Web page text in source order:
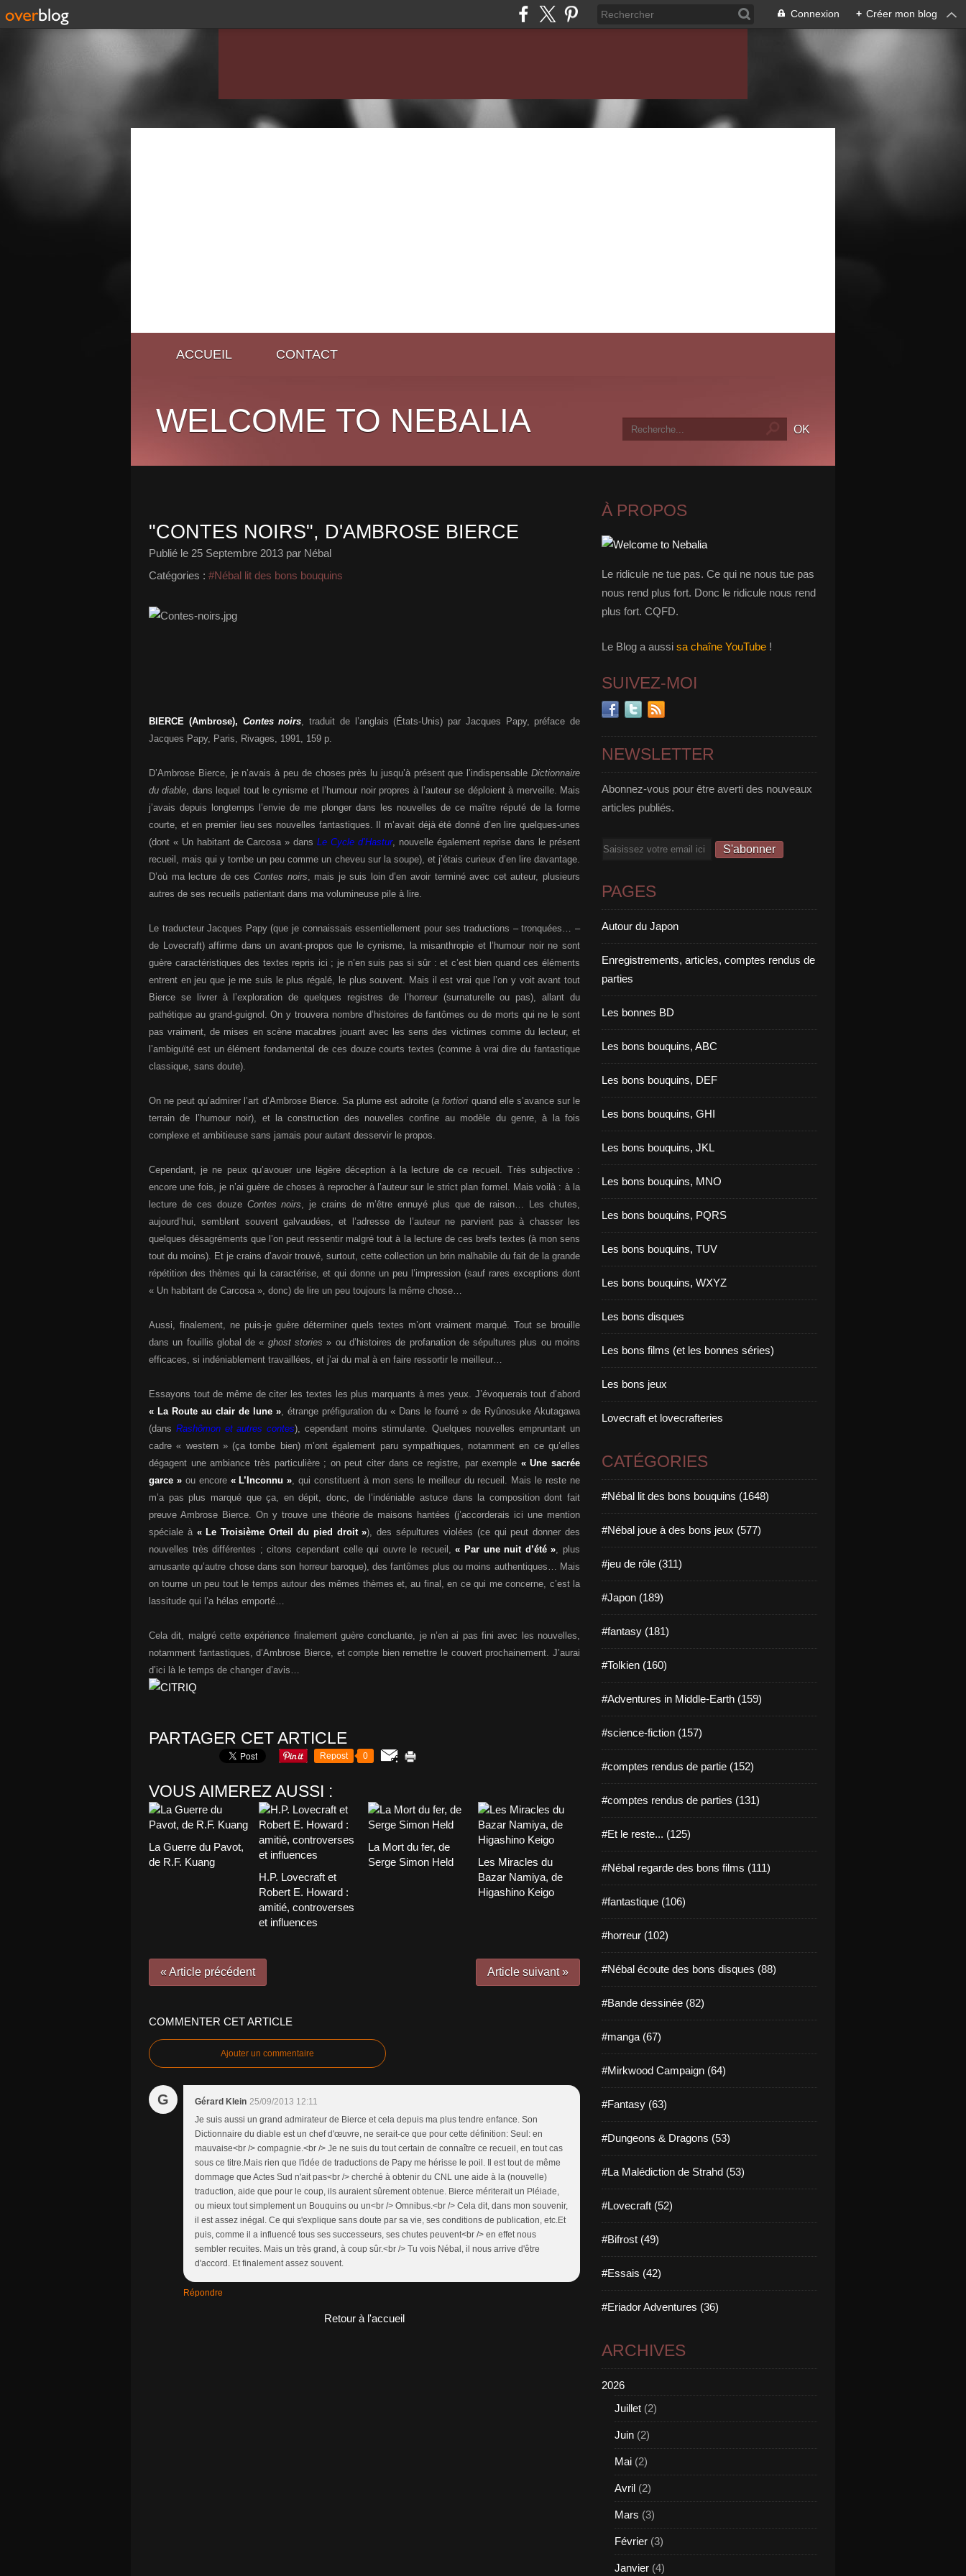
Connexion + Créer mon blog
ACCUEIL CONTACT
WELCOME TO NEBALIA
"CONTES NOIRS", D'AMBROSE BIERCE
Publié le 25 Septembre 2013 par Nébal
Catégories : #Nébal lit des bons bouquins
BIERCE (Ambrose), Contes noirs, traduit de l’anglais (États-Unis) par Jacques Papy, préface de
Jacques Papy, Paris, Rivages, 1991, 159 p.
D’Ambrose Bierce, je n’avais à peu de choses près lu jusqu’à présent que l’indispensable Dictionnaire
du diable, dans lequel tout le cynisme et l’humour noir propres à l’auteur se déploient à merveille. Mais
j’avais depuis longtemps l’envie de me plonger dans les nouvelles de ce maître réputé de la forme
courte, et en premier lieu ses nouvelles fantastiques. Il m’avait déjà été donné d’en lire quelques-unes
(dont « Un habitant de Carcosa » dans Le Cycle d’Hastur, nouvelle également reprise dans le présent
recueil, mais qui y tombe un peu comme un cheveu sur la soupe), et j’étais curieux d’en lire davantage.
D’où ma lecture de ces Contes noirs, mais je suis loin d’en avoir terminé avec cet auteur, plusieurs
autres de ses recueils patientant dans ma volumineuse pile à lire.
Le traducteur Jacques Papy (que je connaissais essentiellement pour ses traductions – tronquées… –
de Lovecraft) affirme dans un avant-propos que le cynisme, la misanthropie et l’humour noir ne sont
guère caractéristiques des textes repris ici ; je n’en suis pas si sûr : et c’est bien quand ces éléments
entrent en jeu que je me suis le plus régalé, le plus souvent. Mais il est vrai que l’on y voit avant tout
Bierce se livrer à l’exploration de quelques registres de l’horreur (surnaturelle ou pas), allant du
pathétique au grand-guignol. On y trouvera nombre d’histoires de fantômes ou de morts qui ne le sont
pas vraiment, de mises en scène macabres jouant avec les sens des victimes comme du lecteur, et
l’ambiguïté est un élément fondamental de ces douze courts textes (comme à vrai dire du fantastique
classique, sans doute).
On ne peut qu’admirer l’art d’Ambrose Bierce. Sa plume est adroite (a fortiori quand elle s’avance sur le
terrain de l’humour noir), et la construction des nouvelles confine au modèle du genre, à la fois
complexe et ambitieuse sans jamais pour autant desservir le propos.
Cependant, je ne peux qu’avouer une légère déception à la lecture de ce recueil. Très subjective :
encore une fois, je n’ai guère de choses à reprocher à l’auteur sur le strict plan formel. Mais voilà : à la
lecture de ces douze Contes noirs, je crains de m’être ennuyé plus que de raison… Les chutes,
aujourd’hui, semblent souvent galvaudées, et l’adresse de l’auteur ne parvient pas à chasser les
quelques désagréments que l’on peut ressentir malgré tout à la lecture de ces brefs textes (à mon sens
tout du moins). Et je crains d’avoir trouvé, surtout, cette collection un brin malhabile du fait de la grande
répétition des thèmes qui la caractérise, et qui donne un peu l’impression (sauf rares exceptions dont
« Un habitant de Carcosa », donc) de lire un peu toujours la même chose…
Aussi, finalement, ne puis-je guère déterminer quels textes m’ont vraiment marqué. Tout se brouille
dans un fouillis global de « ghost stories » ou d’histoires de profanation de sépultures plus ou moins
efficaces, si indéniablement travaillées, et j’ai du mal à en faire ressortir le meilleur…
Essayons tout de même de citer les textes les plus marquants à mes yeux. J’évoquerais tout d’abord
« La Route au clair de lune », étrange préfiguration du « Dans le fourré » de Ryûnosuke Akutagawa
(dans Rashômon et autres contes), cependant moins stimulante. Quelques nouvelles empruntant un
cadre « western » (ça tombe bien) m’ont également paru sympathiques, notamment en ce qu’elles
dégagent une ambiance très particulière ; on peut citer dans ce registre, par exemple « Une sacrée
garce »ou encore « L’Inconnu », qui constituent à mon sens le meilleur du recueil. Mais le reste ne
m’a pas plus marqué que ça, en dépit, donc, de l’indéniable astuce dans la composition dont fait
preuve Ambrose Bierce. On y trouve une théorie de maisons hantées (j’accorderais ici une mention
spéciale à « Le Troisième Orteil du pied droit »), des sépultures violées (ce qui peut donner des
nouvelles très différentes ; citons cependant celle qui ouvre le recueil,« Par une nuit d’été », plus
amusante qu’autre chose dans son horreur baroque), des fantômes plus ou moins authentiques… Mais
on tourne un peu tout le temps autour des mêmes thèmes et, au final, en ce qui me concerne, c’est la
lassitude qui l’a hélas emporté…
Cela dit, malgré cette expérience finalement guère concluante, je n’en ai pas fini avec les nouvelles,
notamment fantastiques, d’Ambrose Bierce, et compte bien remettre le couvert prochainement. J’aurai
d’ici là le temps de changer d’avis…
PARTAGER CET ARTICLE
Repost 0
VOUS AIMEREZ AUSSI :
La Guerre du Pavot,
de R.F. Kuang
H.P. Lovecraft et
Robert E. Howard :
amitié, controverses
et influences
La Mort du fer, de
Serge Simon Held
Les Miracles du
Bazar Namiya, de
Higashino Keigo
« Article précédent Article suivant »
COMMENTER CET ARTICLE
Ajouter un commentaire
G Gérard Klein 25/09/2013 12:11
Je suis aussi un grand admirateur de Bierce et cela depuis ma plus tendre enfance. Son
Dictionnaire du diable est un chef d'œuvre, ne serait-ce que pour cette définition: Seul: en
mauvaise<br /> compagnie.<br /> Je ne suis du tout certain de connaître ce recueil, en tout cas
sous ce titre.Mais rien que l'idée de traductions de Papy me hérisse le poil. Il est tout de même
dommage que Actes Sud n'ait pas<br /> cherché à obtenir du CNL une aide à la (nouvelle)
traduction, aide que pour le coup, ils auraient sûrement obtenue. Bierce mériterait un Pléiade,
ou mieux tout simplement un Bouquins ou un<br /> Omnibus.<br /> Cela dit, dans mon souvenir,
il est assez inégal. Ce qui s'explique sans doute par sa vie, ses conditions de publication, etc.Et
puis, comme il a influencé tous ses successeurs, ses chutes peuvent<br /> en effet nous
sembler recuites. Mais un très grand, à coup sûr.<br /> Tu vois Nébal, il nous arrive d'être
d'accord. Et finalement assez souvent.
Répondre
Retour à l'accueil
À PROPOS
Le ridicule ne tue pas. Ce qui ne nous tue pas
nous rend plus fort. Donc le ridicule nous rend
plus fort. CQFD.
Le Blog a aussi sa chaîne YouTube !
SUIVEZ-MOI
NEWSLETTER
Abonnez-vous pour être averti des nouveaux
articles publiés.
Email
PAGES
Autour du Japon
Enregistrements, articles, comptes rendus de
parties
Les bonnes BD
Les bons bouquins, ABC
Les bons bouquins, DEF
Les bons bouquins, GHI
Les bons bouquins, JKL
Les bons bouquins, MNO
Les bons bouquins, PQRS
Les bons bouquins, TUV
Les bons bouquins, WXYZ
Les bons disques
Les bons films (et les bonnes séries)
Les bons jeux
Lovecraft et lovecrafteries
CATÉGORIES
#Nébal lit des bons bouquins (1648)
#Nébal joue à des bons jeux (577)
#jeu de rôle (311)
#Japon (189)
#fantasy (181)
#Tolkien (160)
#Adventures in Middle-Earth (159)
#science-fiction (157)
#comptes rendus de partie (152)
#comptes rendus de parties (131)
#Et le reste... (125)
#Nébal regarde des bons films (111)
#fantastique (106)
#horreur (102)
#Nébal écoute des bons disques (88)
#Bande dessinée (82)
#manga (67)
#Mirkwood Campaign (64)
#Fantasy (63)
#Dungeons & Dragons (53)
#La Malédiction de Strahd (53)
#Lovecraft (52)
#Bifrost (49)
#Essais (42)
#Eriador Adventures (36)
ARCHIVES
2026
Juillet (2)
Juin (2)
Mai (2)
Avril (2)
Mars (3)
Février (3)
Janvier (4)